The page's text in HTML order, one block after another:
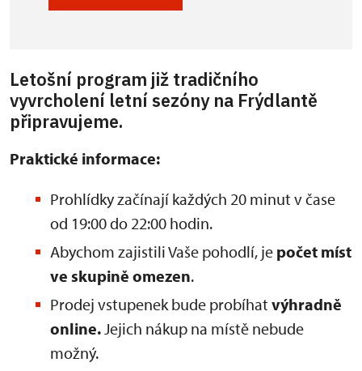
Letošní program již tradičního
vyvrcholení letní sezóny na Frýdlantě
připravujeme.
Praktické informace:
Prohlídky začínají každých 20 minut v čase
od 19:00 do 22:00 hodin.
Abychom zajistili Vaše pohodlí, je počet míst
ve skupině omezen.
Prodej vstupenek bude probíhat výhradně
online.Jejich nákup na místě nebude
možný.